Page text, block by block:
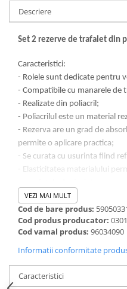
Tubulare 1/2 si accesorii
Descriere
Set 2 rezerve de trafalet din
Caracteristici:
- Rolele sunt dedicate pentru
- Compatibile cu manarele de
- Realizate din poliacril;
- Poliacrilul este un material
- Rezerva are un grad de
permite o aplicare practica;
- Se curata cu usurinta fiind
- Elasticitatea materialului
VEZI MAI MULT
Cod de bare produs:
Cod produs producator:
Cod vamal produs: 96034090
Informatii conformitate
Caracteristici